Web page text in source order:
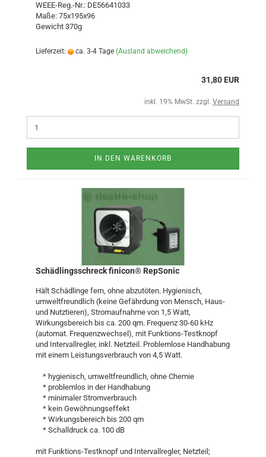
WEEE-Reg.-Nr.: DE56641033
Maße: 75x195x96
Gewicht 370g
Lieferzeit: ca. 3-4 Tage (Ausland abweichend)
31,80 EUR
inkl. 19% MwSt. zzgl. Versand
IN DEN WARENKORB
Schädlingsschreck finicon® RepSonic
Hält Schädlinge fern, ohne abzutöten. Hygienisch,
umweltfreundlich (keine Gefährdung von Mensch, Haus-
und Nutztieren), Stromaufnahme von 1,5 Watt,
Wirkungsbereich bis ca. 200 qm. Frequenz 30-60 kHz
(automat. Frequenzwechsel), mit Funktions-Testknopf
und Intervallregler, inkl. Netzteil. Problemlose Handhabung
mit einem Leistungsverbrauch von 4,5 Watt.
* hygienisch, umweltfreundlich, ohne Chemie
* problemlos in der Handhabung
* minimaler Stromverbrauch
* kein Gewöhnungseffekt
* Wirkungsbereich bis 200 qm
* Schalldruck ca. 100 dB
mit Funktions-Testknopf und Intervallregler, Netzteil;